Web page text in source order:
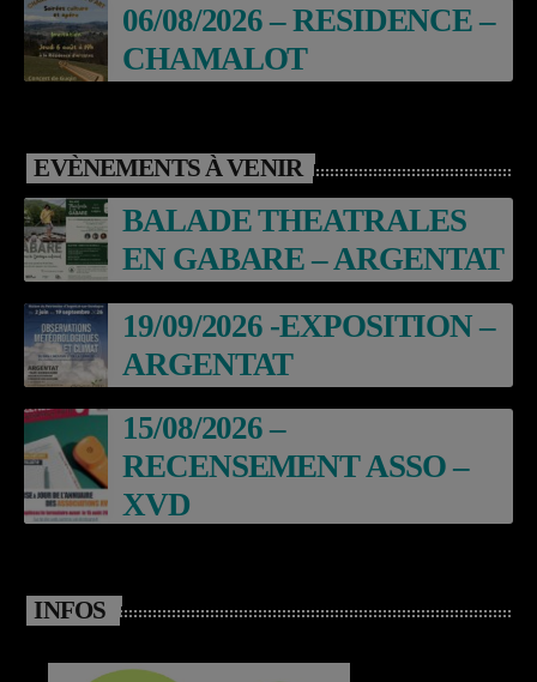
06/08/2026 – RESIDENCE –
CHAMALOT
EVÈNEMENTS À VENIR
BALADE THEATRALES
EN GABARE – ARGENTAT
19/09/2026 -EXPOSITION –
ARGENTAT
15/08/2026 –
RECENSEMENT ASSO –
XVD
INFOS